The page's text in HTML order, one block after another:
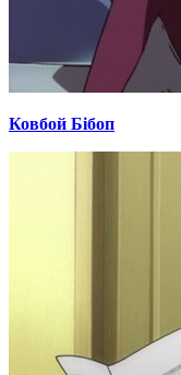
Ковбой Бібоп